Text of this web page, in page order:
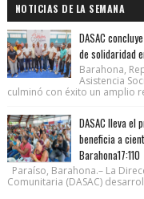
NOTICIAS DE LA SEMANA
DASAC
de solidaridad
Barahona,
Asistencia
culminó con éxito un amplio
DASAC lleva el
beneficia a
Barahona17:110
Paraíso, Barahona.– La
Comunitaria (DASAC)